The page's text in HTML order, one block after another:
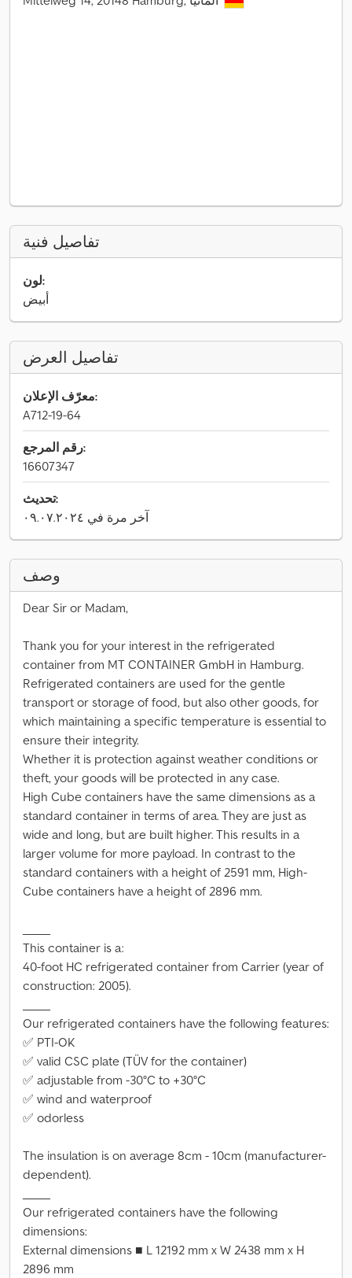
تفاصيل فنية
لون:
أبيض
تفاصيل العرض
معرّف الإعلان:
A712-19-64
رقم المرجع:
16607347
تحديث:
آخر مرة في ٠٩.٠٧.٢٠٢٤
وصف
Dear Sir or Madam,
Thank you for your interest in the refrigerated
container from MT CONTAINER GmbH in Hamburg.
Refrigerated containers are used for the gentle
transport or storage of food, but also other goods, for
which maintaining a specific temperature is essential to
ensure their integrity.
Whether it is protection against weather conditions or
theft, your goods will be protected in any case.
High Cube containers have the same dimensions as a
standard container in terms of area. They are just as
wide and long, but are built higher. This results in a
larger volume for more payload. In contrast to the
standard containers with a height of 2591 mm, High-
Cube containers have a height of 2896 mm.
This container is a:
40-foot HC refrigerated container from Carrier (year of
construction: 2005).
Our refrigerated containers have the following features:
✅ PTI-OK
✅ valid CSC plate (TÜV for the container)
✅ adjustable from -30°C to +30°C
✅ wind and waterproof
✅ odorless
The insulation is on average 8cm - 10cm (manufacturer-
dependent).
Our refrigerated containers have the following
dimensions:
External dimensions ■ L 12192 mm x W 2438 mm x H
2896 mm